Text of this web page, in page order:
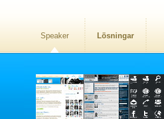
Speaker Lösningar